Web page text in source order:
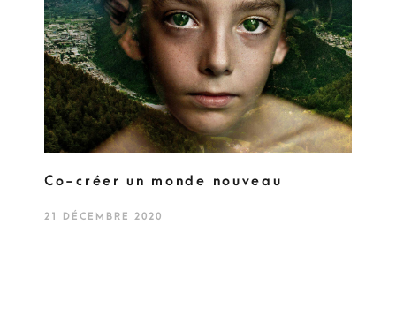
Co-créer un monde nouveau
21 DÉCEMBRE 2020